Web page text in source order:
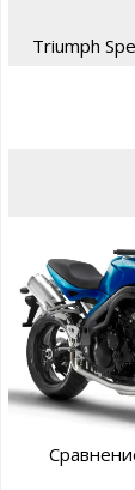
Triumph